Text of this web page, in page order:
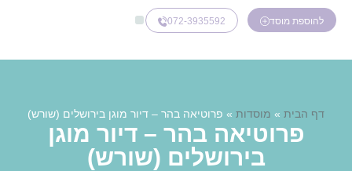
להוספת מוסד 072-3935592
דף הבית » מוסדות » פרוטיאה בהר – דיור מוגן בירושלים (שורש)
פרוטיאה בהר – דיור מוגן
בירושלים (שורש)